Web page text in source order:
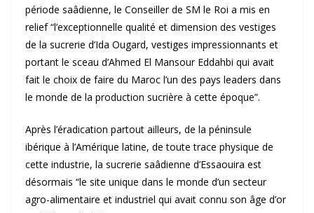
période saâdienne, le Conseiller de SM le Roi a mis en
relief “l’exceptionnelle qualité et dimension des vestiges
de la sucrerie d’Ida Ougard, vestiges impressionnants et
portant le sceau d’Ahmed El Mansour Eddahbi qui avait
fait le choix de faire du Maroc l’un des pays leaders dans
le monde de la production sucrière à cette époque”.
Après l’éradication partout ailleurs, de la péninsule
ibérique à l’Amérique latine, de toute trace physique de
cette industrie, la sucrerie saâdienne d’Essaouira est
désormais “le site unique dans le monde d’un secteur
agro-alimentaire et industriel qui avait connu son âge d’or